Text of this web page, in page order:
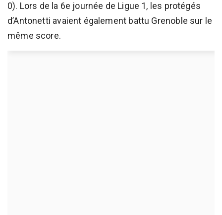
0). Lors de la 6e journée de Ligue 1, les protégés
d’Antonetti avaient également battu Grenoble sur le
même score.